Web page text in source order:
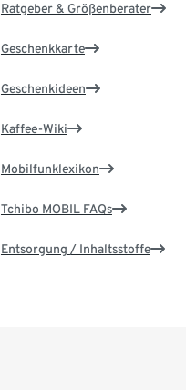
Ratgeber & Größenberater
Geschenkkarte
Geschenkideen
Kaffee-Wiki
Mobilfunklexikon
Tchibo MOBIL FAQs
Entsorgung / Inhaltsstoffe